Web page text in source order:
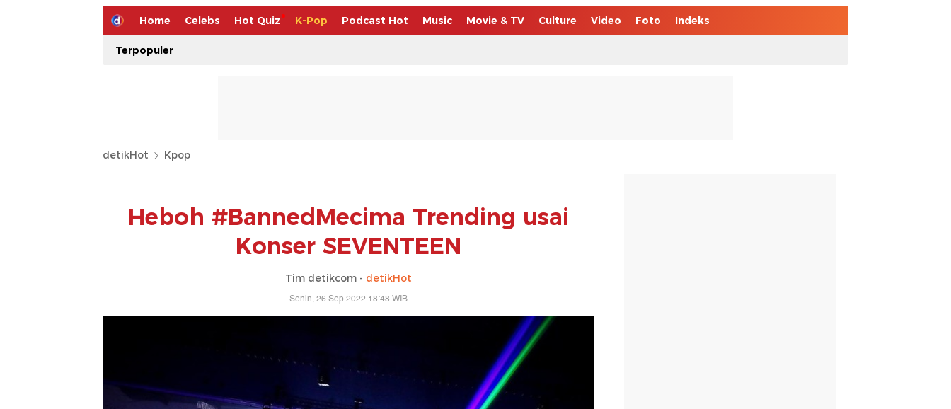
Home Celebs Hot Quiz K-Pop Podcast Hot Music Movie & TV Culture Video Foto Indeks
Terpopuler
detikHot Kpop
Heboh #BannedMecima Trending usai
Konser SEVENTEEN
Tim detikcom - detikHot
Senin, 26 Sep 2022 18:48 WIB